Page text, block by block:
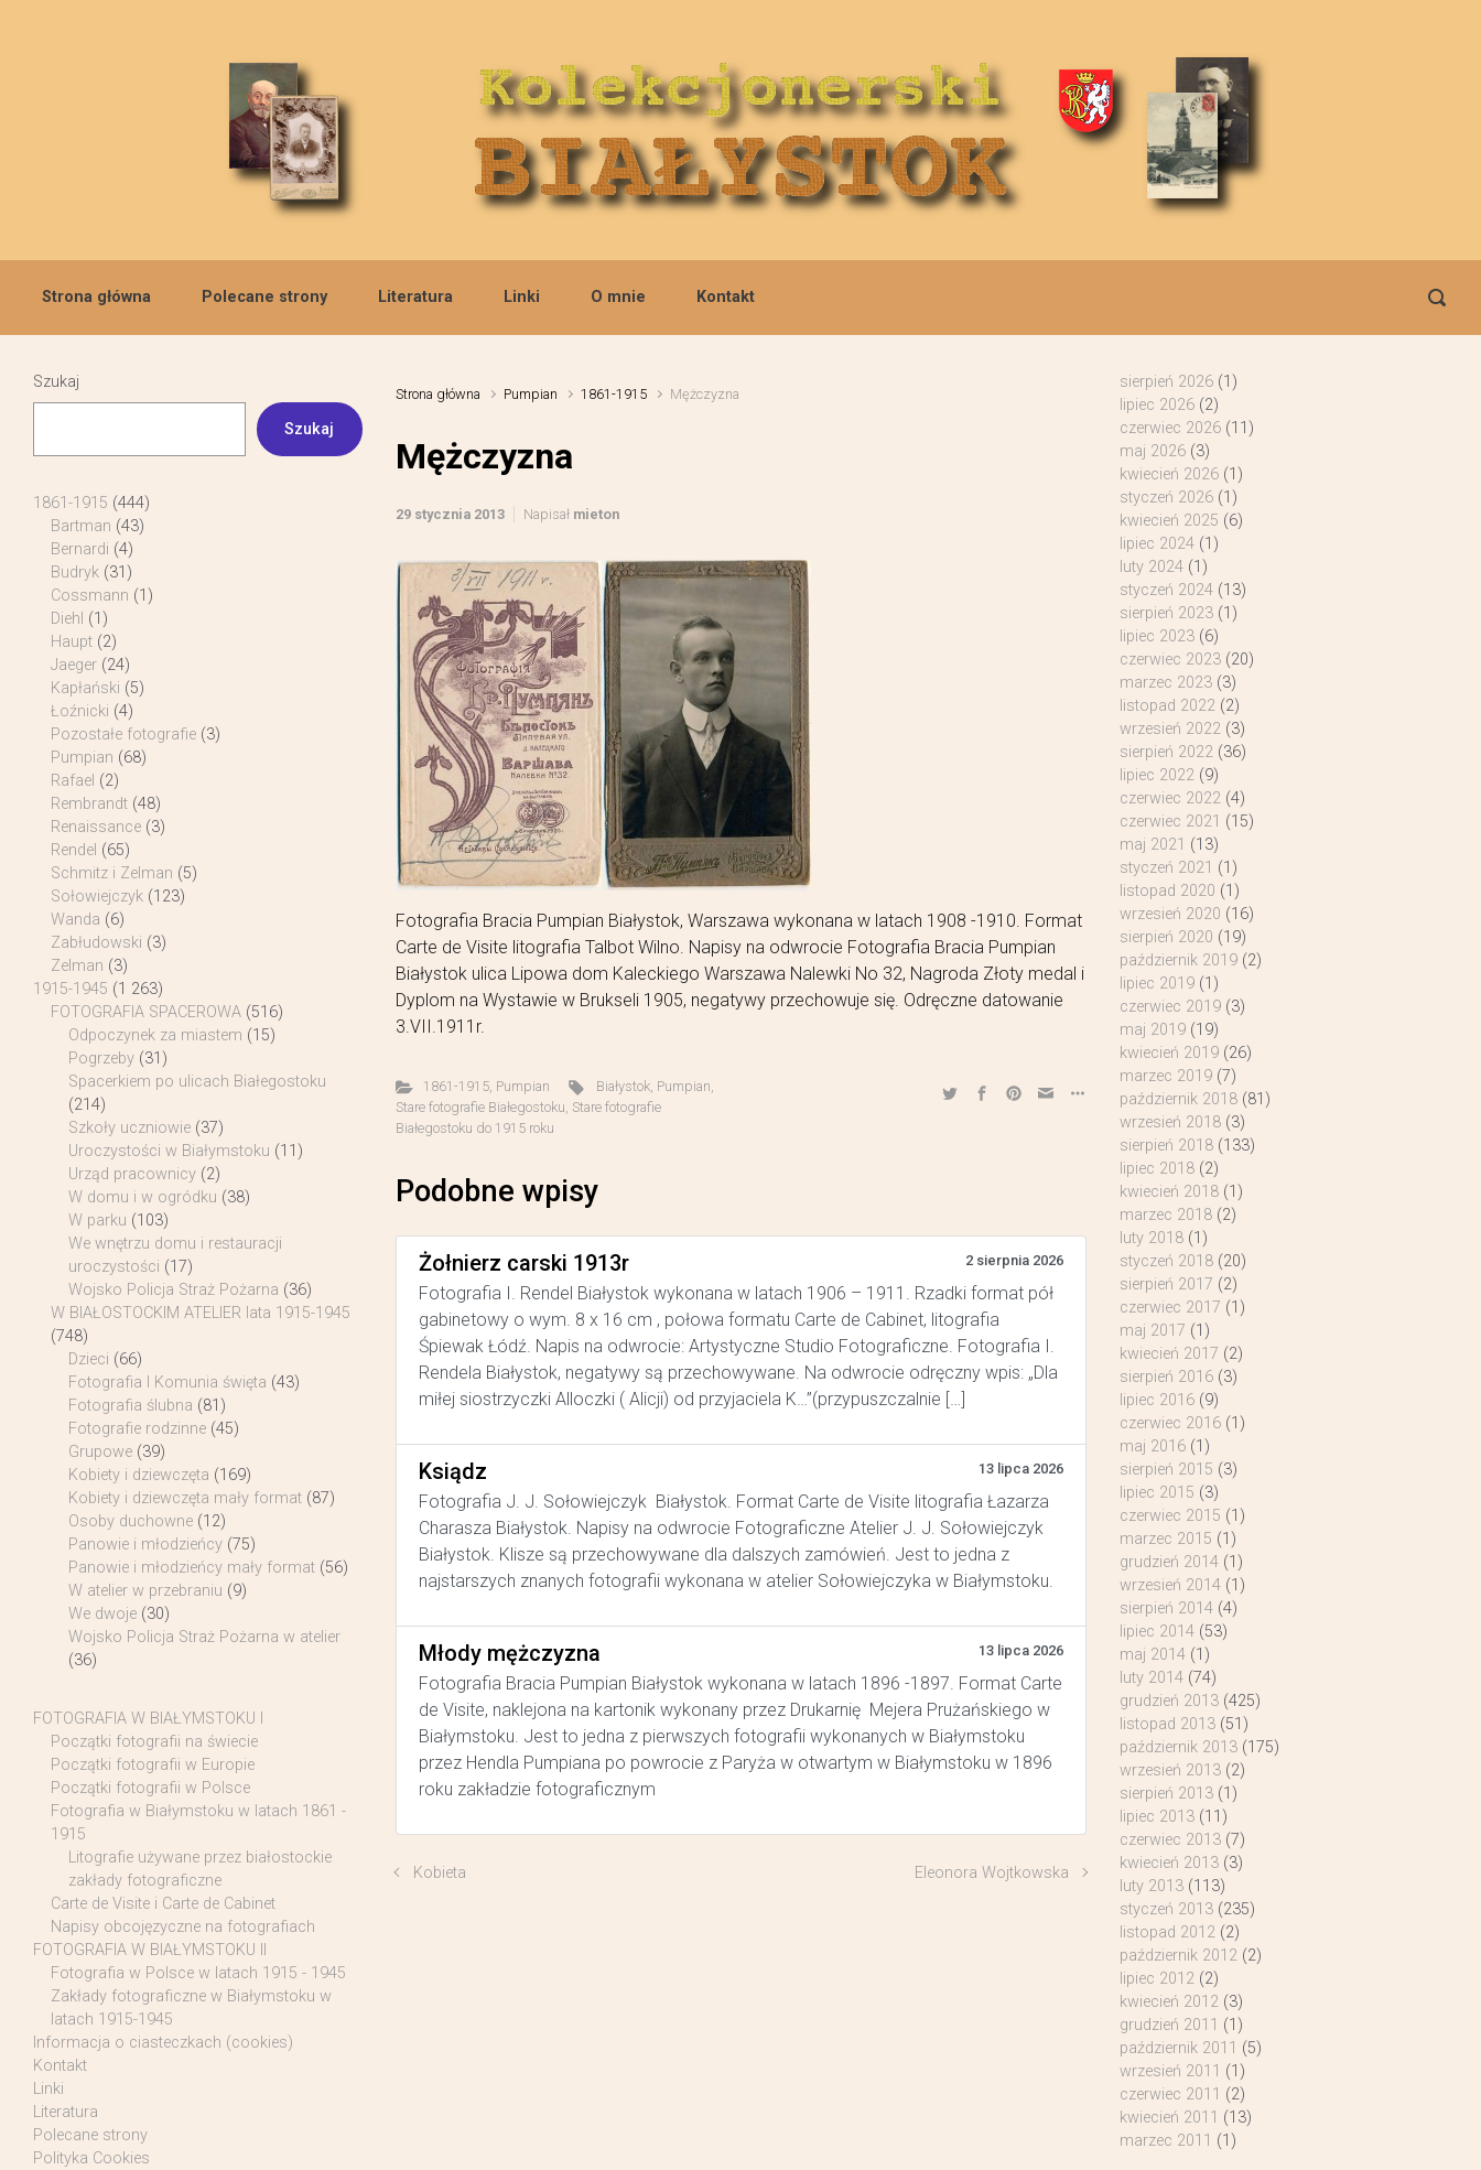
Strona główna Polecane strony Literatura Linki O mnie Kontakt
Strona główna Pumpian 1861-1915 Mężczyzna
Mężczyzna
29 stycznia 2013 Napisał mieton
Fotografia Bracia Pumpian Białystok, Warszawa wykonana w latach 1908 -1910. Format
Carte de Visite litografia Talbot Wilno. Napisy na odwrocie Fotografia Bracia Pumpian
Białystok ulica Lipowa dom Kaleckiego Warszawa Nalewki No 32, Nagroda Złoty medal i
Dyplom na Wystawie w Brukseli 1905, negatywy przechowuje się. Odręczne datowanie
3.VII.1911r.
1861-1915, Pumpian Białystok, Pumpian,
Stare fotografie Białegostoku, Stare fotografie
Białegostoku do 1915 roku
Podobne wpisy
Żołnierz carski 1913r 2 sierpnia 2026
Fotografia I. Rendel Białystok wykonana w latach 1906 – 1911. Rzadki format pół
gabinetowy o wym. 8 x 16 cm , połowa formatu Carte de Cabinet, litografia
Śpiewak Łódź. Napis na odwrocie: Artystyczne Studio Fotograficzne. Fotografia I.
Rendela Białystok, negatywy są przechowywane. Na odwrocie odręczny wpis: „Dla
miłej siostrzyczki Alloczki ( Alicji) od przyjaciela K…”(przypuszczalnie […]
Ksiądz 13 lipca 2026
Fotografia J. J. Sołowiejczyk Białystok. Format Carte de Visite litografia Łazarza
Charasza Białystok. Napisy na odwrocie Fotograficzne Atelier J. J. Sołowiejczyk
Białystok. Klisze są przechowywane dla dalszych zamówień. Jest to jedna z
najstarszych znanych fotografii wykonana w atelier Sołowiejczyka w Białymstoku.
Młody mężczyzna 13 lipca 2026
Fotografia Bracia Pumpian Białystok wykonana w latach 1896 -1897. Format Carte
de Visite, naklejona na kartonik wykonany przez Drukarnię Mejera Prużańskiego w
Białymstoku. Jest to jedna z pierwszych fotografii wykonanych w Białymstoku
przez Hendla Pumpiana po powrocie z Paryża w otwartym w Białymstoku w 1896
roku zakładzie fotograficznym
Kobieta Eleonora Wojtkowska
Szukaj
Szukaj
1861-1915 (444)
Bartman (43)
Bernardi (4)
Budryk (31)
Cossmann (1)
Diehl (1)
Haupt (2)
Jaeger (24)
Kapłański (5)
Łoźnicki (4)
Pozostałe fotografie (3)
Pumpian (68)
Rafael (2)
Rembrandt (48)
Renaissance (3)
Rendel (65)
Schmitz i Zelman (5)
Sołowiejczyk (123)
Wanda (6)
Zabłudowski (3)
Zelman (3)
1915-1945 (1 263)
FOTOGRAFIA SPACEROWA (516)
Odpoczynek za miastem (15)
Pogrzeby (31)
Spacerkiem po ulicach Białegostoku
(214)
Szkoły uczniowie (37)
Uroczystości w Białymstoku (11)
Urząd pracownicy (2)
W domu i w ogródku (38)
W parku (103)
We wnętrzu domu i restauracji
uroczystości (17)
Wojsko Policja Straż Pożarna (36)
W BIAŁOSTOCKIM ATELIER lata 1915-1945
(748)
Dzieci (66)
Fotografia I Komunia święta (43)
Fotografia ślubna (81)
Fotografie rodzinne (45)
Grupowe (39)
Kobiety i dziewczęta (169)
Kobiety i dziewczęta mały format (87)
Osoby duchowne (12)
Panowie i młodzieńcy (75)
Panowie i młodzieńcy mały format (56)
W atelier w przebraniu (9)
We dwoje (30)
Wojsko Policja Straż Pożarna w atelier
(36)
FOTOGRAFIA W BIAŁYMSTOKU I
Początki fotografii na świecie
Początki fotografii w Europie
Początki fotografii w Polsce
Fotografia w Białymstoku w latach 1861 -
1915
Litografie używane przez białostockie
zakłady fotograficzne
Carte de Visite i Carte de Cabinet
Napisy obcojęzyczne na fotografiach
FOTOGRAFIA W BIAŁYMSTOKU II
Fotografia w Polsce w latach 1915 - 1945
Zakłady fotograficzne w Białymstoku w
latach 1915-1945
Informacja o ciasteczkach (cookies)
Kontakt
Linki
Literatura
Polecane strony
Polityka Cookies
sierpień 2026(1)
lipiec 2026(2)
czerwiec 2026(11)
maj 2026(3)
kwiecień 2026(1)
styczeń 2026(1)
kwiecień 2025 (6)
lipiec 2024(1)
luty 2024(1)
styczeń 2024(13)
sierpień 2023(1)
lipiec 2023(6)
czerwiec 2023(20)
marzec 2023(3)
listopad 2022(2)
wrzesień 2022(3)
sierpień 2022(36)
lipiec 2022(9)
czerwiec 2022(4)
czerwiec 2021 (15)
maj 2021 (13)
styczeń 2021 (1)
listopad 2020 (1)
wrzesień 2020 (16)
sierpień 2020 (19)
październik 2019(2)
lipiec 2019(1)
czerwiec 2019(3)
maj 2019(19)
kwiecień 2019(26)
marzec 2019(7)
październik 2018(81)
wrzesień 2018(3)
sierpień 2018(133)
lipiec 2018(2)
kwiecień 2018(1)
marzec 2018(2)
luty 2018(1)
styczeń 2018(20)
sierpień 2017 (2)
czerwiec 2017 (1)
maj 2017 (1)
kwiecień 2017 (2)
sierpień 2016(3)
lipiec 2016(9)
czerwiec 2016(1)
maj 2016(1)
sierpień 2015 (3)
lipiec 2015 (3)
czerwiec 2015 (1)
marzec 2015 (1)
grudzień 2014(1)
wrzesień 2014(1)
sierpień 2014(4)
lipiec 2014(53)
maj 2014(1)
luty 2014(74)
grudzień 2013(425)
listopad 2013(51)
październik 2013(175)
wrzesień 2013(2)
sierpień 2013(1)
lipiec 2013(11)
czerwiec 2013(7)
kwiecień 2013(3)
luty 2013(113)
styczeń 2013(235)
listopad 2012(2)
październik 2012(2)
lipiec 2012(2)
kwiecień 2012(3)
grudzień 2011 (1)
październik 2011 (5)
wrzesień 2011 (1)
czerwiec 2011 (2)
kwiecień 2011 (13)
marzec 2011 (1)